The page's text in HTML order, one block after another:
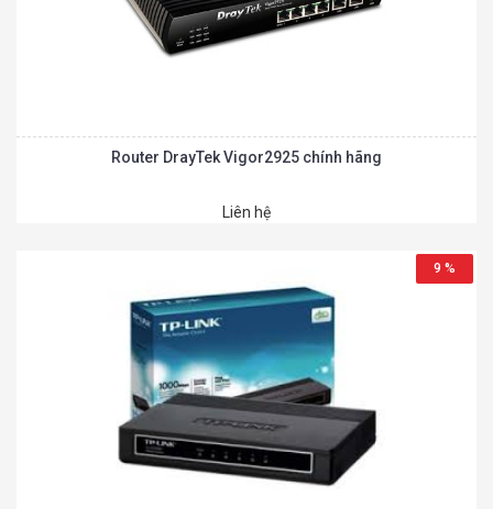
Router DrayTek Vigor2925 chính hãng
Liên hệ
9 %